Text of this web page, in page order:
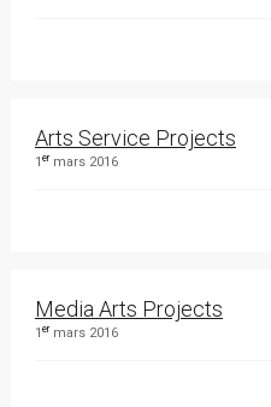
Arts Service Projects
1 ermars 2016
Media Arts Projects
1 ermars 2016